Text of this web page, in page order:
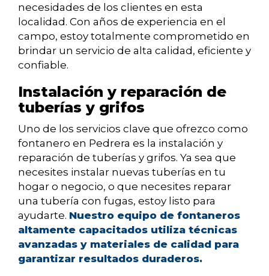
necesidades de los clientes en esta
localidad. Con años de experiencia en el
campo, estoy totalmente comprometido en
brindar un servicio de alta calidad, eficiente y
confiable.
Instalación y reparación de
tuberías y grifos
Uno de los servicios clave que ofrezco como
fontanero en Pedrera es la instalación y
reparación de tuberías y grifos. Ya sea que
necesites instalar nuevas tuberías en tu
hogar o negocio, o que necesites reparar
una tubería con fugas, estoy listo para
ayudarte. Nuestro equipo de fontaneros
altamente capacitados utiliza técnicas
avanzadas y materiales de calidad para
garantizar resultados duraderos.